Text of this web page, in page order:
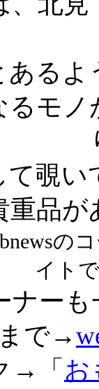
ある
るモ
て覗
重品が
の
イト
ナー
で→
→「 お